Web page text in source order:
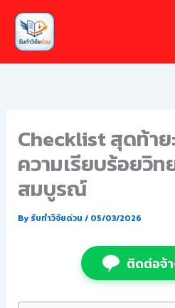
Skip
content
Checklist สุดท้า
ความเรียบร้อยวิ
สมบูรณ์
Byรับทำวิจัยด่วน / 05/03/2026
ติดต่อจ้